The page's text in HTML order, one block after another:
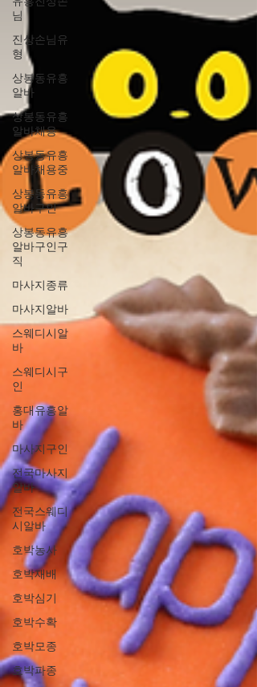
님
진상손님유
형
상봉동유흥
알바
상봉동유흥
알바채용
상봉동유흥
알바채용중
상봉동유흥
알바구인
상봉동유흥
알바구인구
직
마사지종류
마사지알바
스웨디시알
바
스웨디시구
인
홍대유흥알
바
마사지구인
전국마사지
알바
전국스웨디
시알바
호박농사
호박재배
호박심기
호박수확
호박모종
호박파종